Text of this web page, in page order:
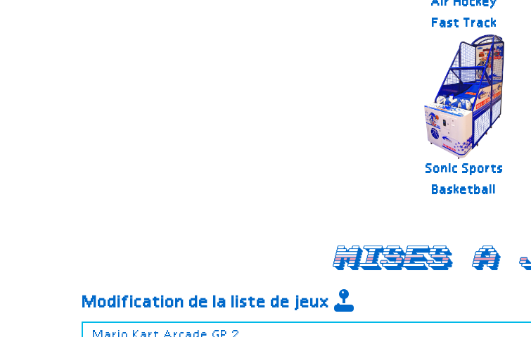
Air Hockey
Fast Track
Sonic Sports
Basketball
Mises a
Modification de la liste de jeux